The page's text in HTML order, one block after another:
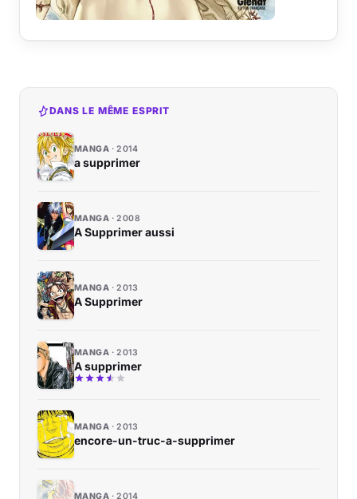
DANS LE MÊME ESPRIT
MANGA 2014
a supprimer
MANGA 2008
A Supprimer aussi
MANGA 2013
A Supprimer
MANGA 2013
A supprimer
MANGA 2013
encore-un-truc-a-supprimer
MANGA 2014